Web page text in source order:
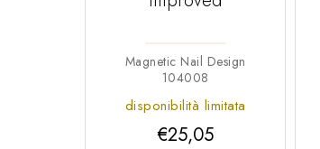
Magnetic Nail Design
104008
disponibilità limitata
€25,05